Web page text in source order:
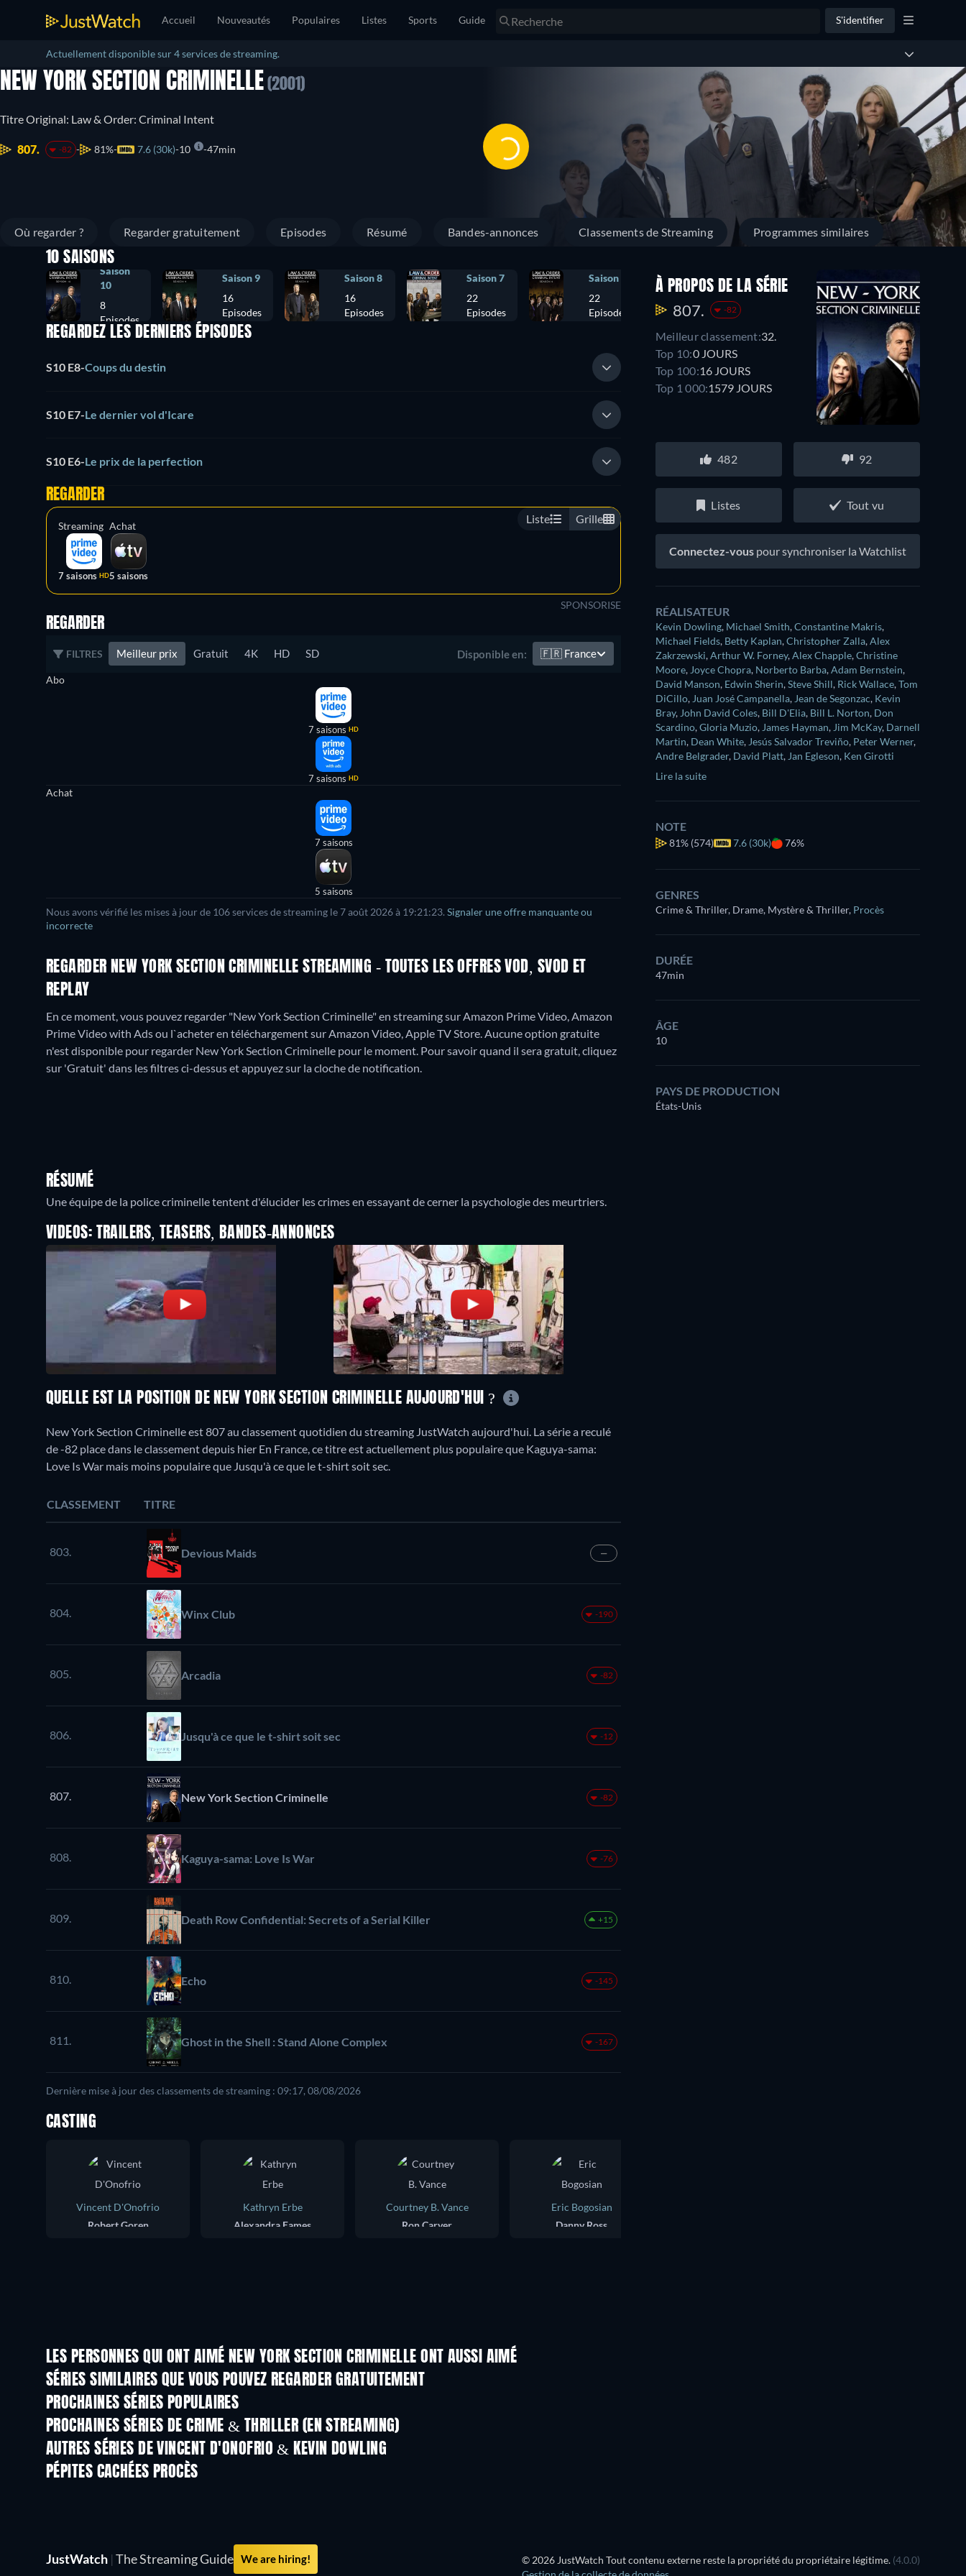
Accueil Nouveautés Populaires Listes Sports Guide S'identifier
Actuellement disponible sur 4 services de streaming.
NEW YORK SECTION CRIMINELLE (2001)
Titre Original: Law & Order: Criminal Intent
807. -82 81% 7.6 (30k) 10 47min
Où regarder ? Regarder gratuitement Episodes Résumé Bandes-annonces Classements de Streaming Programmes similaires
10 SAISONS
Saison
10
8
Episodes
Saison 9
16
Episodes
Saison 8
16
Episodes
Saison 7
22
Episodes
Saison 6
22
Episodes
Saison 5
Episodes
23
Episodes
REGARDEZ LES DERNIERS ÉPISODES
S10 E8-Coups du destin
S10 E7-Le dernier vol d'Icare
S10 E6-Le prix de la perfection
Liste Grille
REGARDER
Streaming
7 saisons HD
Achat
5 saisons
SPONSORISE
REGARDER
FILTRES Meilleur prix Gratuit 4K HD SD Disponible en: 🇫🇷 France
Abo
7 saisons HD
7 saisons HD
Achat
7 saisons
5 saisons
Nous avons vérifié les mises à jour de 106services de streaming le7 août 2026à 19:21:23. Signaler une offre manquante ou
incorrecte
REGARDER NEW YORK SECTION CRIMINELLE STREAMING - TOUTES LES OFFRES VOD, SVOD ET
REPLAY
En ce moment, vous pouvez regarder "New York Section Criminelle" en streaming sur Amazon Prime Video, Amazon
Prime Video with Ads ou l`acheter en téléchargement sur Amazon Video, Apple TV Store. Aucune option gratuite
n'est disponible pour regarder New York Section Criminelle pour le moment. Pour savoir quand il sera gratuit, cliquez
sur 'Gratuit' dans les filtres ci-dessus et appuyez sur la cloche de notification.
RÉSUMÉ
Une équipe de la police criminelle tentent d'élucider les crimes en essayant de cerner la psychologie des meurtriers.
VIDEOS: TRAILERS, TEASERS, BANDES-ANNONCES
À PROPOS DE LA SÉRIE
807. -82
Meilleur classement:32.
Top 10:0 JOURS
Top 100:16 JOURS
Top 1 000:1579 JOURS
482 92
Listes Tout vu
Connectez-vous pour synchroniser la Watchlist
RÉALISATEUR
Kevin Dowling, Michael Smith,Constantine Makris,
Michael Fields, Betty Kaplan,Christopher Zalla,Alex
Zakrzewski,Arthur W. Forney,Alex Chapple,Christine
Moore, Joyce Chopra, Norberto Barba,Adam Bernstein,
David Manson, Edwin Sherin,Steve Shill, Rick Wallace,Tom
DiCillo, Juan José Campanella, Jean de Segonzac, Kevin
Bray, John David Coles, Bill D'Elia, Bill L. Norton, Don
Scardino,Gloria Muzio, James Hayman, Jim McKay, Darnell
Martin, Dean White, Jesús Salvador Treviño, Peter Werner,
Andre Belgrader, David Platt, Jan Egleson, Ken Girotti
Lire la suite
NOTE
81% (574) 7.6 (30k) 76%
GENRES
Crime & Thriller, Drame, Mystère & Thriller, Procès
DURÉE
47min
ÂGE
10
PAYS DE PRODUCTION
États-Unis
QUELLE EST LA POSITION DE NEW YORK SECTION CRIMINELLE AUJOURD'HUI ?
New York Section Criminelle est 807 au classement quotidien du streaming JustWatch aujourd'hui. La série a reculé
de -82 place dans le classement depuis hier En France, ce titre est actuellement plus populaire que Kaguya-sama:
Love Is War mais moins populaire que Jusqu'à ce que le t-shirt soit sec.
CLASSEMENT TITRE
803. Devious Maids —
804. Winx Club -190
805. Arcadia -82
806. Jusqu'à ce que le t-shirt soit sec -12
807. New York Section Criminelle -82
808. Kaguya-sama: Love Is War -76
809. Death Row Confidential: Secrets of a Serial Killer +15
810. Echo -145
811. Ghost in the Shell : Stand Alone Complex -167
Dernière mise à jour des classements de streaming : 09:17, 08/08/2026
CASTING
Vincent D'Onofrio
Robert Goren
Kathryn Erbe
Alexandra Eames
Courtney B. Vance
Ron Carver
Eric Bogosian
Danny Ross
LES PERSONNES QUI ONT AIMÉ NEW YORK SECTION CRIMINELLE ONT AUSSI AIMÉ
Série Série
SÉRIES SIMILAIRES QUE VOUS POUVEZ REGARDER GRATUITEMENT
Série Série
PROCHAINES SÉRIES POPULAIRES
Série
PROCHAINES SÉRIES DE CRIME & THRILLER (EN STREAMING)
Saison 6 Saison 2
AUTRES SÉRIES DE VINCENT D'ONOFRIO & KEVIN DOWLING
Série Série
PÉPITES CACHÉES PROCÈS
Série
JustWatch | The Streaming Guide We are hiring! © 2026 JustWatch Tout contenu externe reste la propriété du propriétaire légitime. (4.0.0)